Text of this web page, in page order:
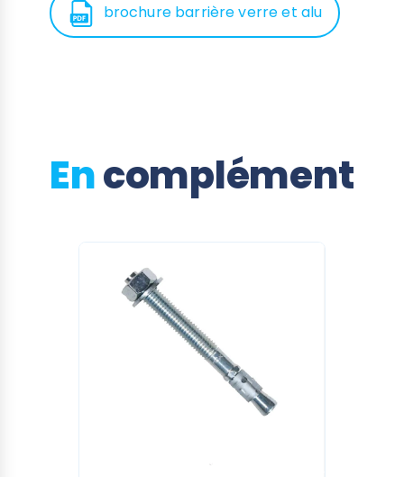
brochure barrière verre et alu
Encomplément